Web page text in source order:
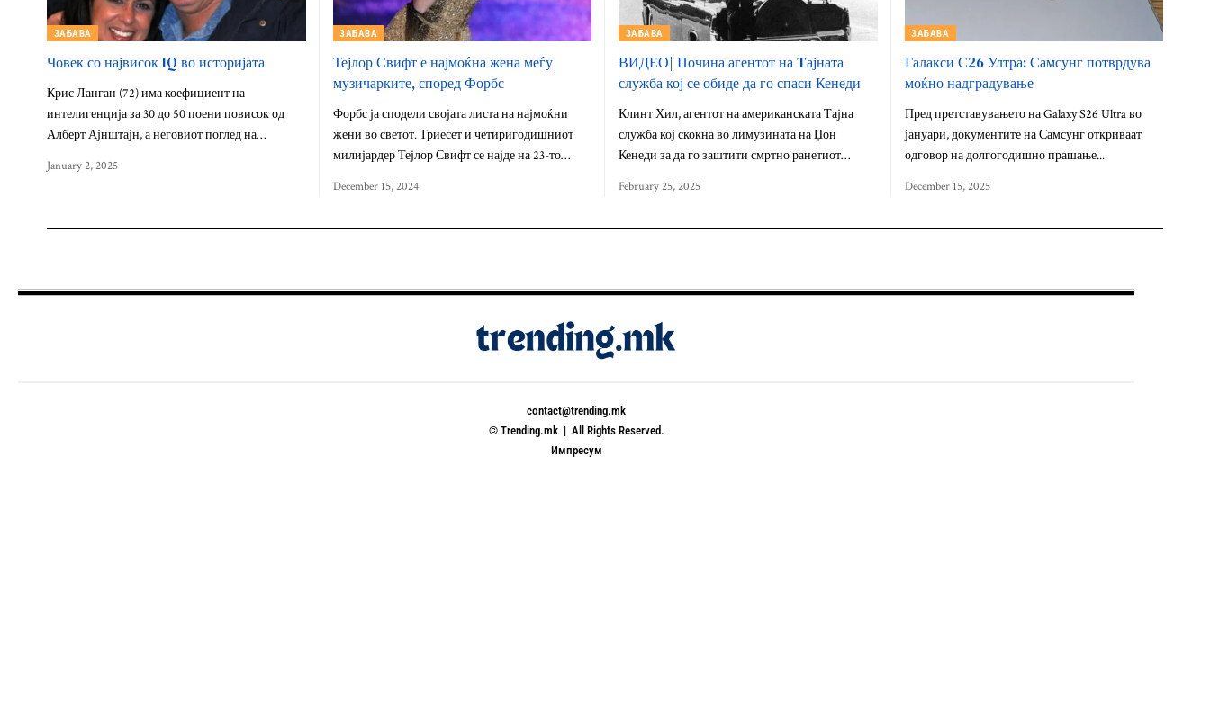
ЗАБАВА
Човек со највисок IQ во историјата
Крис Ланган (72) има коефициент на
интелигенција за 30 до 50 поени повисок од
Алберт Ајнштајн, а неговиот поглед на…
January 2, 2025
ЗАБАВА
Тејлор Свифт е најмоќна жена меѓу
музичарките, според Форбс
Форбс ја сподели својата листа на најмоќни
жени во светот. Триесет и четиригодишниот
милијардер Тејлор Свифт се најде на 23-то…
December 15, 2024
ЗАБАВА
ВИДЕО| Почина агентот на Tајната
служба кој се обиде да го спаси Кенеди
Клинт Хил, агентот на американската Тајна
служба кој скокна во лимузината на Џон
Кенеди за да го заштити смртно ранетиот…
February 25, 2025
ЗАБАВА
Галакси С26 Ултра: Самсунг потврдува
моќно надградување
Пред претставувањето на Galaxy S26 Ultra во
јануари, документите на Самсунг откриваат
одговор на долгогодишно прашање...
December 15, 2025
contact@trending.mk
© Trending.mk | All Rights Reserved.
Импресум